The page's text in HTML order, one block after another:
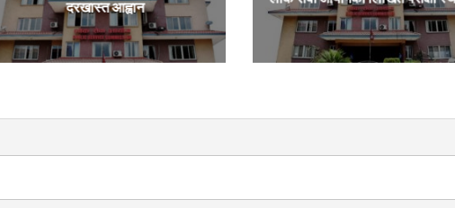
दरखास्त आह्वान